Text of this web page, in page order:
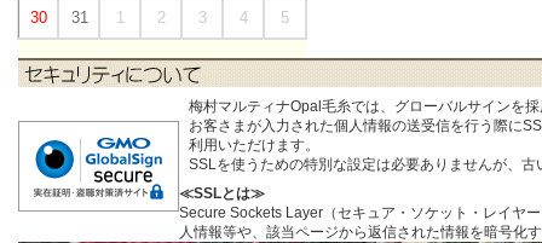
30 31 1 2 3 4 5
梅村マルティナOpal毛糸では、グローバルサインを
お客さまが入力された個人情報の送受信を行う際に
利用いただけます。
SSLを使うための特別な設定は必要ありませんが、
≪SSLとは≫
Secure Sockets Layer（セキュア・ソケット・レイヤ
人情報等や、該当ページから返信された情報を暗号化